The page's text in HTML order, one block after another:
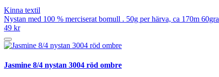
Kinna textil
Nystan med 100 % merciserat bomull . 50g per härva, ca 170m
49 kr
Jasmine 8/4 nystan 3004 röd ombre